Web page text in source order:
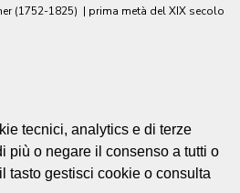
(1752-1825) | prima metà del XIX secolo
tecnici, analytics e di terze
più o negare il consenso a tutti o
tasto gestisci cookie o consulta